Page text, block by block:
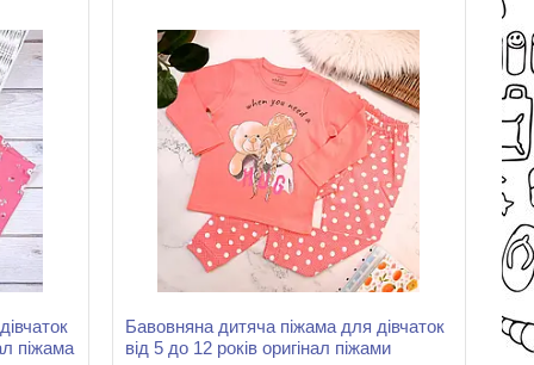
піжама
Бавовняна дитяча піжама для дівчаток
від 5 до 12 років оригінал піжами